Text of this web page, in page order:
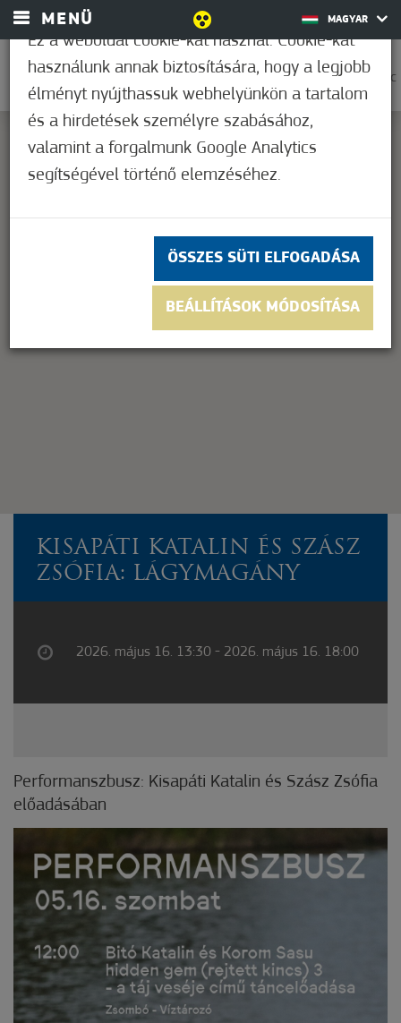
MENÜ MAGYAR
0
33,9°C
This page can't load Google Maps correctly.
Do you own this website? OK
KISAPÁTI KATALIN ÉS SZÁSZ
ZSÓFIA: LÁGYMAGÁNY
2026. május 16. 13:30 - 2026. május 16. 18:00
Performanszbusz: Kisapáti Katalin és Szász Zsófia
előadásában
Ez a weboldal cookie-kat használ. Cookie-kat
használunk annak biztosítására, hogy a legjobb
élményt nyújthassuk webhelyünkön a tartalom
és a hirdetések személyre szabásához,
valamint a forgalmunk Google Analytics
segítségével történő elemzéséhez.
ÖSSZES SÜTI ELFOGADÁSA
BEÁLLÍTÁSOK MÓDOSÍTÁSA